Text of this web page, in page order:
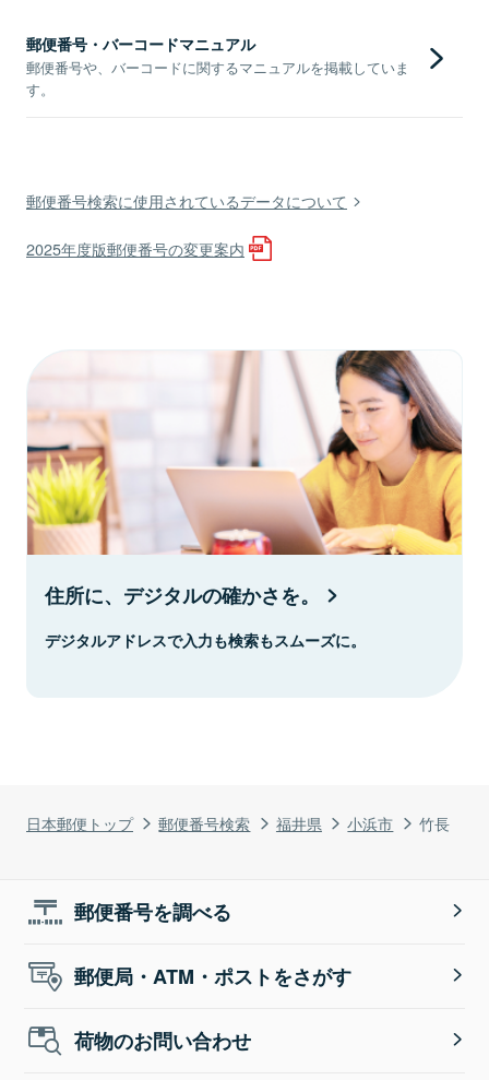
日本郵便トップ 郵便番号検索 福井県 小浜市 竹長
郵便番号・バーコードマニュアル
郵便番号や、バーコードに関するマニュアルを掲載していま
す。
郵便番号検索に使用されているデータについて
2025年度版郵便番号の変更案内
住所に、デジタルの確かさを。
デジタルアドレスで入力も検索もスムーズに。
郵便番号を調べる
郵便局・ATM・ポストをさがす
荷物のお問い合わせ